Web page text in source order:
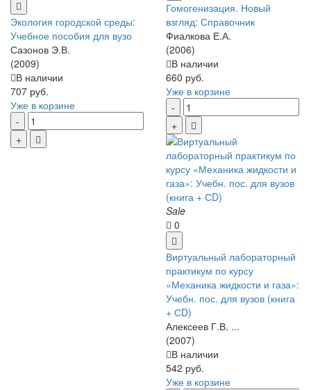
Экология городской среды:
Учебное пособия для вузо
Сазонов Э.В.
(2009)
В наличии
707 руб.
Уже в корзине
Гомогенизация. Новый
взгляд: Справочник
Фиалкова Е.А.
(2006)
В наличии
660 руб.
Уже в корзине
Sale
0
Виртуальный лабораторный
практикум по курсу
«Механика жидкости и газа»:
Учебн. пос. для вузов (книга
+ СD)
Алексеев Г.В. ...
(2007)
В наличии
542 руб.
Уже в корзине